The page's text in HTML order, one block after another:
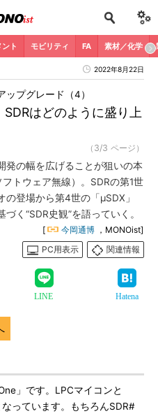
ト モビリティ FA 素材／化学
2022年8月22日
はどのように盛り上
プグレード（4）
（3/3 ページ）
発の幅を広げることが狙いの本
トウェア無線）。SDRの第1世
登場から第4世の「μSDX」
く“SDR史観”を語っていく。
[ 今岡通博 ，MONOist]
PC用表示
関連情報
LINE Hatena
」です。LPCマイコンと
っています。もちろんSDR#